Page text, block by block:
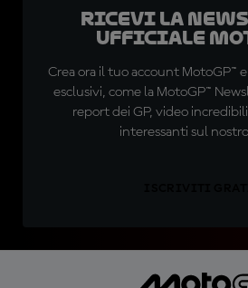
Ricevi la
ufficiale
Crea ora il tuo account MotoGP™
esclusivi, come la MotoGP™
report dei GP, video
interessanti sul